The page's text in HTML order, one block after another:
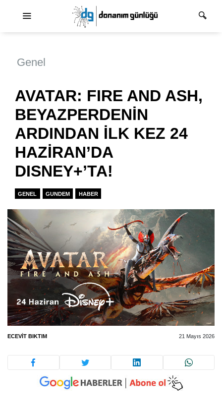
Genel
AVATAR: FIRE AND ASH,
BEYAZPERDENİN
ARDINDAN İLK KEZ 24
HAZİRAN’DA
DISNEY+’TA!
GENEL GUNDEM HABER
ECEVIT BIKTIM 21 Mayıs 2026